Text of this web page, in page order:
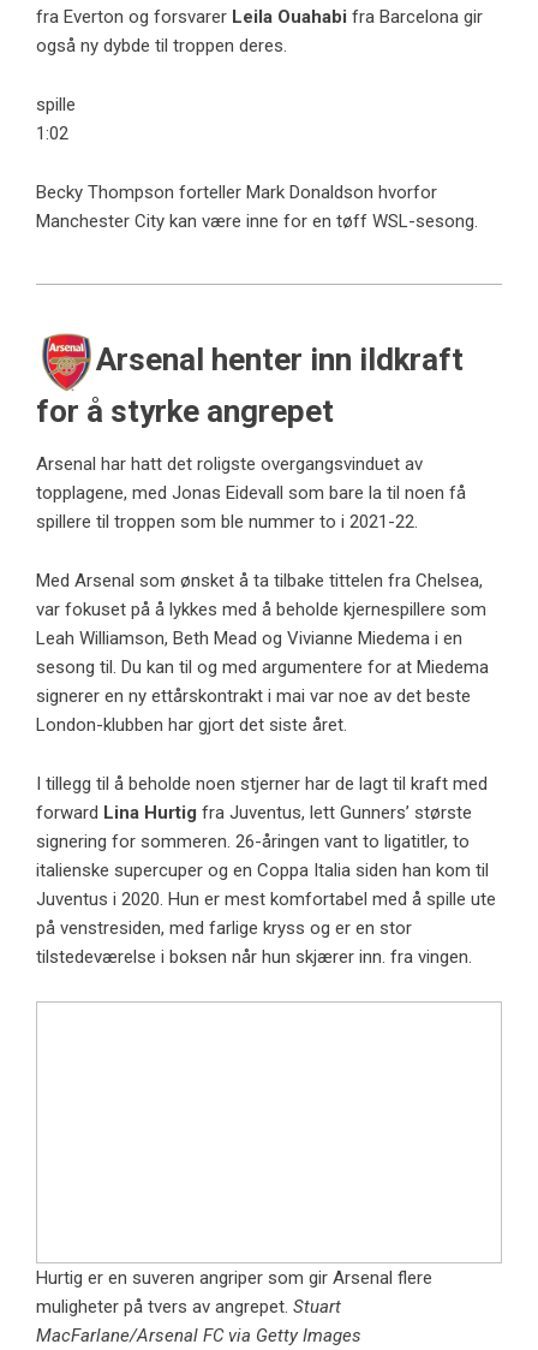
fra Everton og forsvarer Leila Ouahabi fra Barcelona gir
også ny dybde til troppen deres.
spille
1:02
Becky Thompson forteller Mark Donaldson hvorfor
Manchester City kan være inne for en tøff WSL-sesong.
Arsenal henter inn ildkraft
for å styrke angrepet
Arsenal har hatt det roligste overgangsvinduet av
topplagene, med Jonas Eidevall som bare la til noen få
spillere til troppen som ble nummer to i 2021-22.
Med Arsenal som ønsket å ta tilbake tittelen fra Chelsea,
var fokuset på å lykkes med å beholde kjernespillere som
Leah Williamson, Beth Mead og Vivianne Miedema i en
sesong til. Du kan til og med argumentere for at Miedema
signerer en ny ettårskontrakt i mai var noe av det beste
London-klubben har gjort det siste året.
I tillegg til å beholde noen stjerner har de lagt til kraft med
forward Lina Hurtig fra Juventus, lett Gunners’ største
signering for sommeren. 26-åringen vant to ligatitler, to
italienske supercuper og en Coppa Italia siden han kom til
Juventus i 2020. Hun er mest komfortabel med å spille ute
på venstresiden, med farlige kryss og er en stor
tilstedeværelse i boksen når hun skjærer inn. fra vingen.
Hurtig er en suveren angriper som gir Arsenal flere
muligheter på tvers av angrepet. Stuart
MacFarlane/Arsenal FC via Getty Images